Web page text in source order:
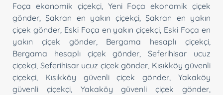
Foça ekonomik çiçekçi, Yeni Foça ekonomik çiçek
gönder ,Şakran en yakın çiçekçi,Şakran en yakın
çiçek gönder, Eski Foça en yakın çiçekçi Eski Foça en
yakın çiçek gönder, Bergama hesaplı çiçekçi
Bergama hesaplı çiçek gönder ,Seferihisar ucuz
çiçekçi Seferihisar ucuz çiçek gönder Kısıkköy güvenli
çiçekçi
Kısıkköy güvenli çiçek gönder ,Yakaköy
güvenli çiçekçi, Yakaköy güvenli çiçek gönder